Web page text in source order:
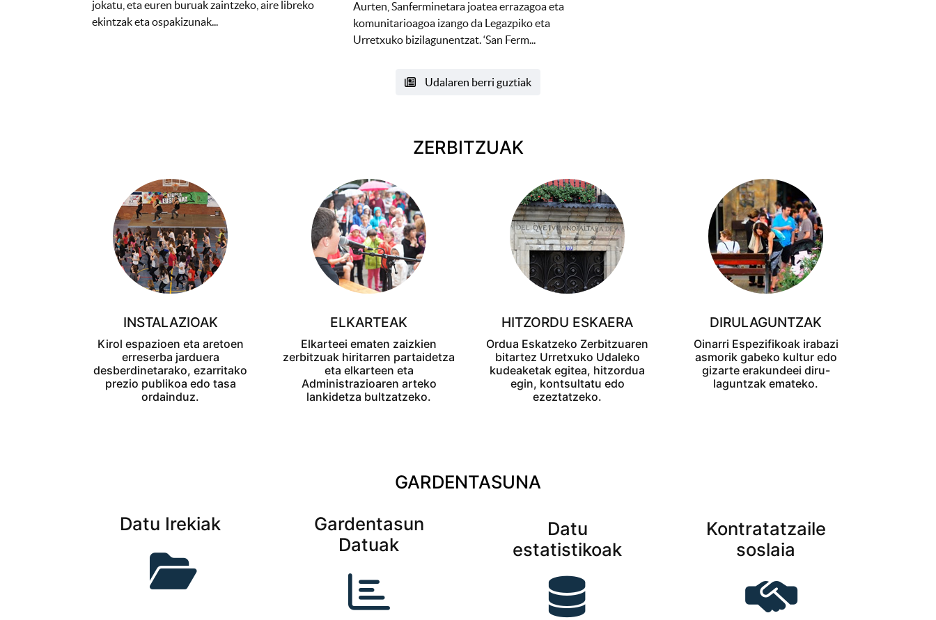
jokatu, eta euren buruak zaintzeko, aire libreko
ekintzak eta ospakizunak...
Aurten, Sanferminetara joatea errazagoa eta
komunitarioagoa izango da Legazpiko eta
Urretxuko bizilagunentzat. ‘San Ferm...
Udalaren berri guztiak
ZERBITZUAK
INSTALAZIOAK
Kirol espazioen eta aretoen
erreserba jarduera
desberdinetarako, ezarritako
prezio publikoa edo tasa
ordainduz.
ELKARTEAK
Elkarteei ematen zaizkien
zerbitzuak hiritarren partaidetza
eta elkarteen eta
Administrazioaren arteko
lankidetza bultzatzeko.
HITZORDU ESKAERA
Ordua Eskatzeko Zerbitzuaren
bitartez Urretxuko Udaleko
kudeaketak egitea, hitzordua
egin, kontsultatu edo
ezeztatzeko.
DIRULAGUNTZAK
Oinarri Espezifikoak irabazi
asmorik gabeko kultur edo
gizarte erakundeei diru-
laguntzak emateko.
GARDENTASUNA
Datu Irekiak
Gardentasun
Datuak
Datu
estatistikoak
Kontratatzaile
soslaia